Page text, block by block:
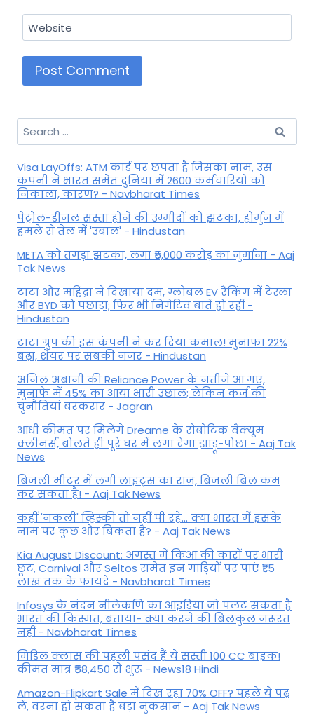
Website
Search
for:
Visa LayOffs: ATM कार्ड पर छपता है जिसका नाम, उस
कंपनी ने भारत समेत दुनिया में 2600 कर्मचारियों को
निकाला, कारण? - Navbharat Times
पेट्रोल-डीजल सस्ता होने की उम्मीदों को झटका, होर्मुज में
हमले से तेल में 'उबाल' - Hindustan
META को तगड़ा झटका, लगा ₹5,000 करोड़ का जुर्माना - Aaj
Tak News
टाटा और महिंद्रा ने दिखाया दम, ग्लोबल EV रैंकिंग में टेस्ला
और BYD को पछाड़ा; फिर भी निगेटिव बातें हो रहीं -
Hindustan
टाटा ग्रुप की इस कंपनी ने कर दिया कमाल! मुनाफा 22%
बढ़ा, शेयर पर सबकी नजर - Hindustan
अनिल अंबानी की Reliance Power के नतीजे आ गए,
मुनाफे में 45% का आया भारी उछाल; लेकिन कर्ज की
चुनौतियां बरकरार - Jagran
आधी कीमत पर मिलेंगे Dreame के रोबोटिक वैक्यूम
क्लीनर्स, बोलते ही पूरे घर में लगा देगा झाड़ू-पोछा - Aaj Tak
News
बिजली मीटर में लगीं लाइट्स का राज़, बिजली बिल कम
कर सकता है! - Aaj Tak News
कहीं 'नकली' व्हिस्की तो नहीं पी रहे... क्या भारत में इसके
नाम पर कुछ और बिकता है? - Aaj Tak News
Kia August Discount: अगस्त में किआ की कारों पर भारी
छूट, Carnival और Seltos समेत इन गाड़ियों पर पाएं ₹1.5
लाख तक के फायदे - Navbharat Times
Infosys के नंदन नीलेकणि का आइडिया जो पलट सकता है
भारत की किस्मत, बताया- क्या करने की बिलकुल जरूरत
नहीं - Navbharat Times
मिडिल क्लास की पहली पसंद हैं ये सस्ती 100 CC बाइक!
कीमत मात्र ₹58,450 से शुरू - News18 Hindi
Amazon-Flipkart Sale में दिख रहा 70% OFF? पहले ये पढ़
लें, वरना हो सकता है बड़ा नुकसान - Aaj Tak News